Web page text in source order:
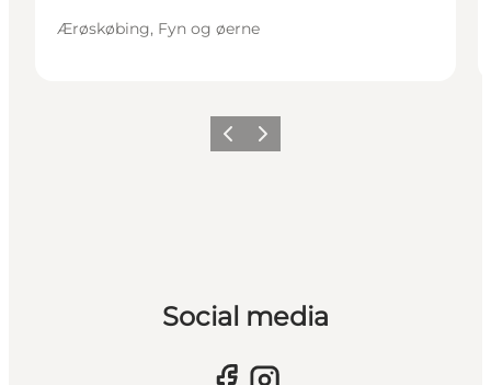
Ærøskøbing, Fyn og øerne
ForrigeNæste
Social media